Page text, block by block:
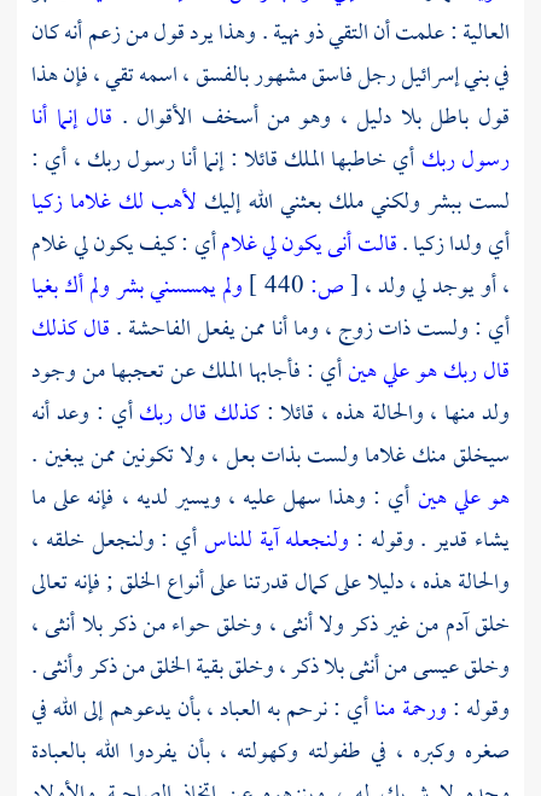
العالية: علمت أن التقي ذو نهية . وهذا يرد قول من زعم أنه كان
فيبني إسرائيلرجل فاسق مشهور بالفسق ، اسمه تقي ، فإن هذا
قول باطل بلا دليل ، وهو من أسخف الأقوال . قال إنما أنا
رسول ربكأي خاطبها الملك قائلا : إنما أنا رسول ربك ، أي :
لست ببشر ولكني ملك بعثني الله إليك لأهب لك غلاما زكيا
أي ولدا زكيا .قالت أنى يكون لي غلامأي : كيف يكون لي غلام
، أو يوجد لي ولد ،[ص:
ولم يمسسني بشر ولم أك بغيا
أي : ولست ذات زوج ، وما أنا ممن يفعل الفاحشة .قال كذلك
قال ربك هو علي هينأي : فأجابها الملك عن تعجبها من وجود
ولد منها ، والحالة هذه ، قائلا :كذلك قال ربكأي : وعد أنه
سيخلق منك غلاما ولست بذات بعل ، ولا تكونين ممن يبغين .
هو علي هينأي : وهذا سهل عليه ، ويسير لديه ، فإنه على ما
يشاء قدير . وقوله : ولنجعله آية للناسأي : ولنجعل خلقه ،
والحالة هذه ، دليلا على كمال قدرتنا على أنواع الخلق ; فإنه تعالى
خلقآدممن غير ذكر ولا أنثى ، وخلقحواءمن ذكر بلا أنثى ،
وخلقعيسىمن أنثى بلا ذكر ، وخلق بقية الخلق من ذكر وأنثى .
وقوله :ورحمة مناأي : نرحم به العباد ، بأن يدعوهم إلى الله في
صغره وكبره ، في طفولته وكهولته ، بأن يفردوا الله بالعبادة